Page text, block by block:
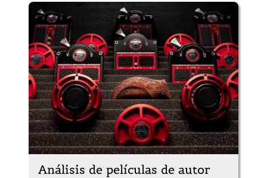
Análisis de películas de autor